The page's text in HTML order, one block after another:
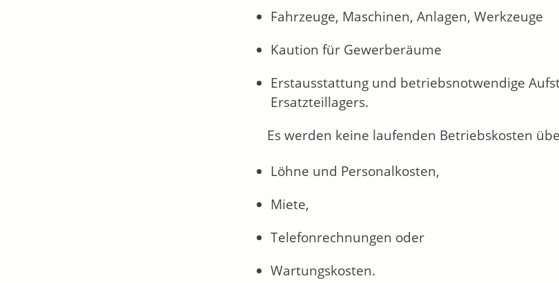
Fahrzeuge, Maschinen, Anlagen, Werkzeuge
Kaution für Gewerberäume
Erstausstattung und betriebsnotwendige
Ersatzteillagers.
Es werden keine laufenden Betriebskosten
Löhne und Personalkosten,
Miete,
Telefonrechnungen oder
Wartungskosten.